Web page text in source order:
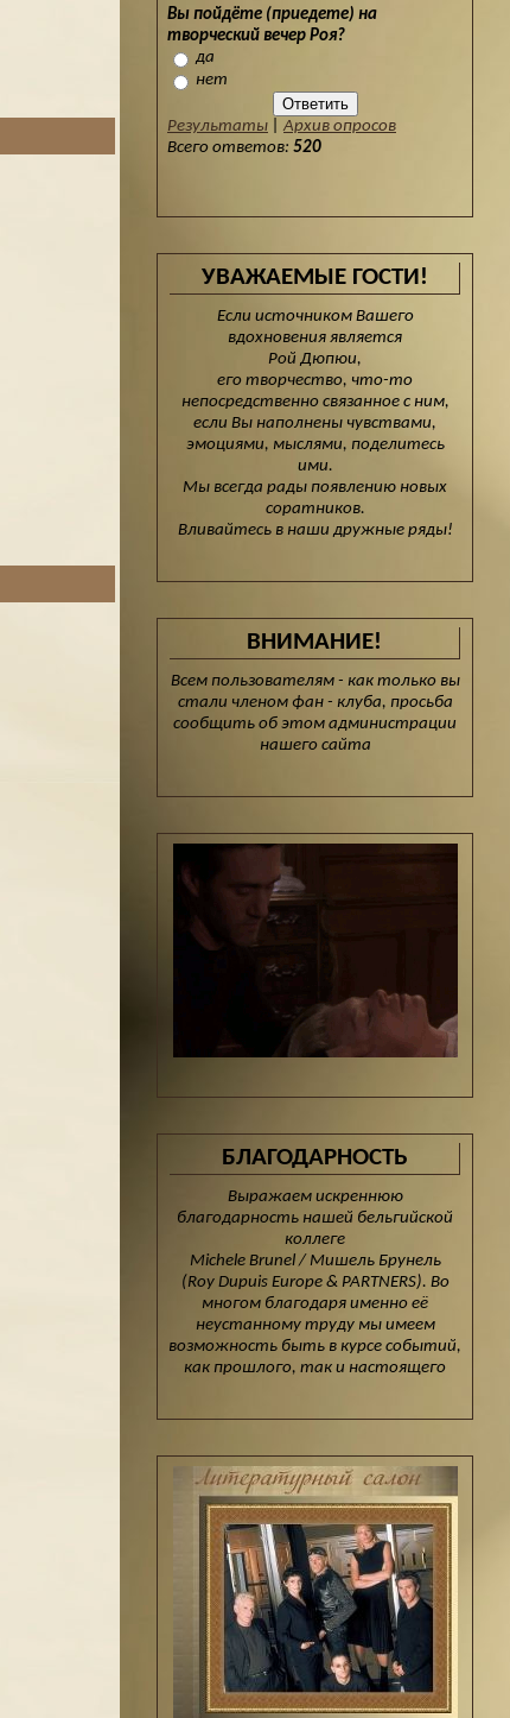
Вы пойдёте (приедете) на
творческий вечер Роя?
да
нет
Результаты
Архив опросов
Всего ответов: 520
УВАЖАЕМЫЕ ГОСТИ!
Если источником Вашего
вдохновения является
Рой Дюпюи,
его творчество, что-то
непосредственно связанное с ним,
если Вы наполнены чувствами,
эмоциями, мыслями, поделитесь
ими.
Мы всегда рады появлению новых
соратников.
Вливайтесь в наши дружные ряды!
ВНИМАНИЕ!
Всем пользователям - как только вы
стали членом фан - клуба, просьба
сообщить об этом администрации
нашего сайта
БЛАГОДАРНОСТЬ
Выражаем искреннюю
благодарность нашей бельгийской
коллеге
Michele Brunel / Мишель Брунель
(Roy Dupuis Europe & PARTNERS). Во
многом благодаря именно её
неустанному труду мы имеем
возможность быть в курсе событий,
как прошлого, так и настоящего